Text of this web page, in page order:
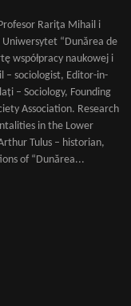
Rariţa Mihail i
“Dunărea de
współpracy naukowej i
– sociologist, Editor-in-
– Sociology, Founding
Association. Research
in the Lower
Tulus – historian,
of “Dunărea...